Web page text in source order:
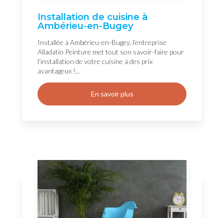
Installation de cuisine à
Ambérieu-en-Bugey
Installée à Ambérieu-en-Bugey, l’entreprise
Alladatin Peinture met tout son savoir-faire pour
l’installation de votre cuisine à des prix
avantageux !...
En savoir plus